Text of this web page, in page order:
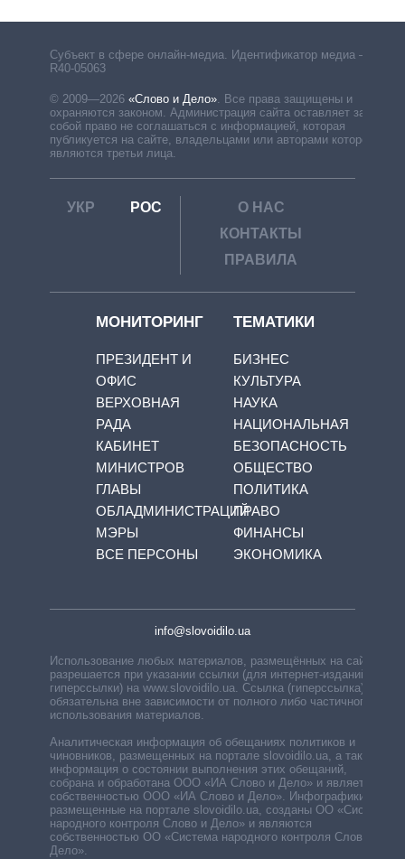
Субъект в сфере онлайн-медиа. Идентификатор медиа –
R40-05063
© 2009—2026 «Слово и Дело». Все права защищены и
охраняются законом. Администрация сайта оставляет за
собой право не соглашаться с информацией, которая
публикуется на сайте, владельцами или авторами которой
являются третьи лица.
УКР РОС
О НАС
КОНТАКТЫ
ПРАВИЛА
МОНИТОРИНГ
ПРЕЗИДЕНТ И
ОФИС
ВЕРХОВНАЯ
РАДА
КАБИНЕТ
МИНИСТРОВ
ГЛАВЫ
ОБЛАДМИНИСТРАЦИЙ
МЭРЫ
ВСЕ ПЕРСОНЫ
ТЕМАТИКИ
БИЗНЕС
КУЛЬТУРА
НАУКА
НАЦИОНАЛЬНАЯ
БЕЗОПАСНОСТЬ
ОБЩЕСТВО
ПОЛИТИКА
ПРАВО
ФИНАНСЫ
ЭКОНОМИКА
info@slovoidilo.ua
Использование любых материалов, размещённых на сайте,
разрешается при указании ссылки (для интернет-изданий —
гиперссылки) на www.slovoidilo.ua. Ссылка (гиперссылка)
обязательна вне зависимости от полного либо частичного
использования материалов.
Аналитическая информация об обещаниях политиков и
чиновников, размещенных на портале slovoidilo.ua, а также
информация о состоянии выполнения этих обещаний,
собрана и обработана ООО «ИА Слово и Дело» и является
собственностью ООО «ИА Слово и Дело». Инфографики,
размещенные на портале slovoidilo.ua, созданы ОО «Система
народного контроля Слово и Дело» и являются
собственностью ОО «Система народного контроля Слово и
Дело».